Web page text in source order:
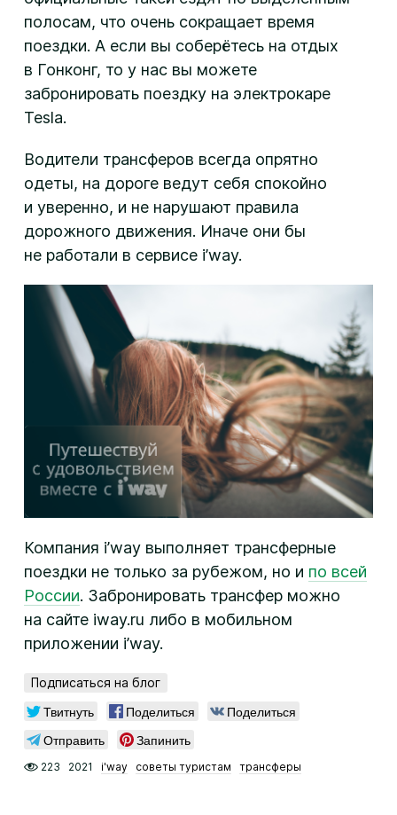
полосам, что очень сокращает время
поездки. А если вы соберётесь на отдых
в Гонконг, то у нас вы можете
забронировать поездку на электрокаре
Tesla.
Водители трансферов всегда опрятно
одеты, на дороге ведут себя спокойно
и уверенно, и не нарушают правила
дорожного движения. Иначе они бы
не работали в сервисе i’way.
Компания i’way выполняет трансферные
поездки не только за рубежом, но и по всей
России. Забронировать трансфер можно
на сайте iway.ru либо в мобильном
приложении i’way.
Подписаться на блог
Твитнуть Поделиться
Поделиться
Отправить
Запинить
223 2021 i'way советы туристам трансферы